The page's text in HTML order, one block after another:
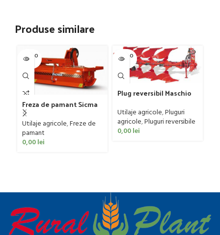
Produse similare
SOLD O
UT
Freza de pamant Sicma
model SF, 125-185cm, 20-
50 CP
Utilaje agricole,Freze de
pamant
0,00lei
SOLD O
UT
Plug reversibil Maschio
4 D 95
Utilaje agricole,Pluguri
agricole,Pluguri reversibile
0,00lei